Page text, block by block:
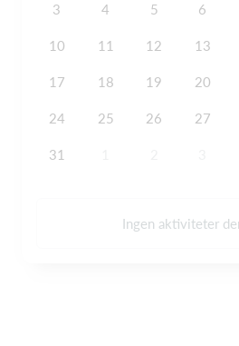
3 4 5 6
10 11 12 13
17 18 19 20
24 25 26 27
31
Ingen aktiviteter